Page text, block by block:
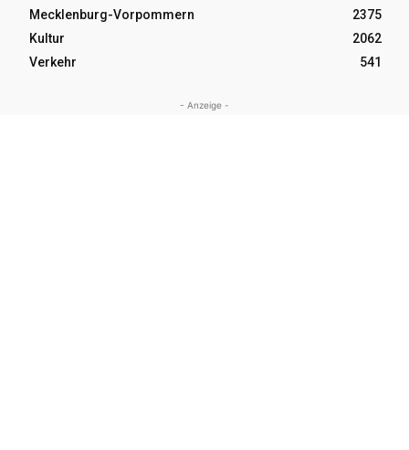
Mecklenburg-Vorpommern
2375
Kultur
2062
Verkehr
541
- Anzeige -